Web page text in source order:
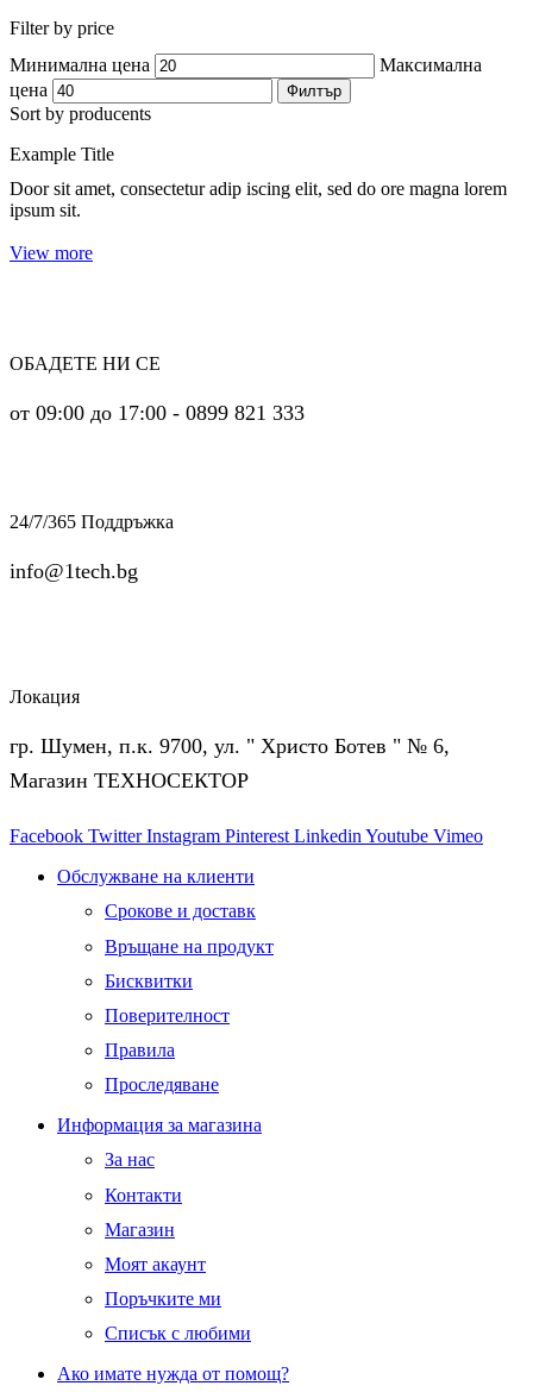
Filter by price
Минимална цена
Максимална
цена
Филтър
Sort by producents
Example Title
Door sit amet, consectetur adip iscing elit, sed do ore magna lorem
ipsum sit.
View more
ОБАДЕТЕ НИ СЕ
от 09:00 до 17:00 - 0899 821 333
24/7/365 Поддръжка
info@1tech.bg
Локация
гр. Шумен, п.к. 9700, ул. " Христо Ботев " № 6,
Магазин ТЕХНОСЕКТОР
Facebook Twitter Instagram Pinterest Linkedin Youtube Vimeo
Обслужване на клиенти
Срокове и доставк
Връщане на продукт
Бисквитки
Поверителност
Правила
Проследяване
Информация за магазина
За нас
Контакти
Магазин
Моят акаунт
Поръчките ми
Списък с любими
Ако имате нужда от помощ?